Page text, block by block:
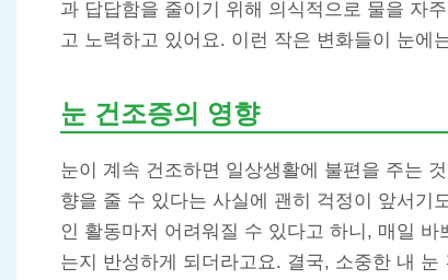
과 답답함을 줄이기 위해 의식적으로 물을 자
고 노력하고 있어요. 이런 작은 변화들이 눈에
눈 건조증의 영향
눈이 계속 건조하면 일상생활에 불편을 주는
향을 줄 수 있다는 사실에 괜히 걱정이 앞서기
인 활동마저 어려워질 수 있다고 하니, 매일
는지 반성하게 되더라고요. 결국, 소중한 내